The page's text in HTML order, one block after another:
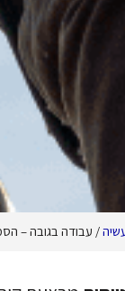
– הסמכה